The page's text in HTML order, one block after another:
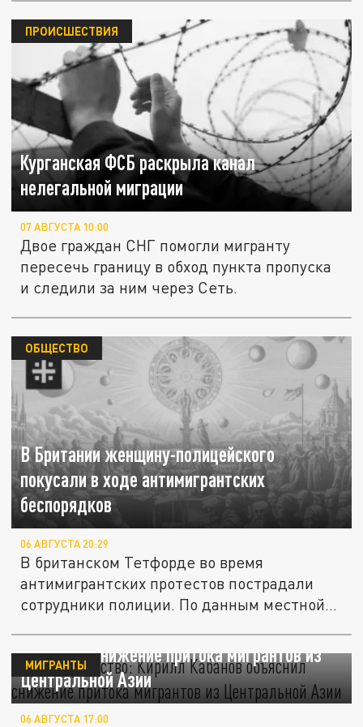
Курганская ФСБ раскрыла канал
нелегальной миграции
ПРОИСШЕСТВИЯ
07 АВГУСТА 10:00
Двое граждан СНГ помогли мигранту
пересечь границу в обход пункта пропуска
и следили за ним через Сеть.
В Британии женщину-полицейского
покусали в ходе антимигрантских
беспорядков
ОБЩЕСТВО
06 АВГУСТА 20:29
В британском Тетфорде во время
антимигрантских протестов пострадали
сотрудники полиции. По данным местной...
"Некое лукавство": Кирилл Кабанов
объяснил снижение притока мигрантов из
Центральной Азии
МИГРАНТЫ
06 АВГУСТА 17:00